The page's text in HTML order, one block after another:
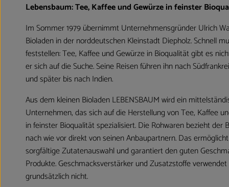
Lebensbaum: Tee, Kaffee und Gewürze in feinster
Im Sommer 1979 übernimmt Unternehmensgründer Ulrich
Bioladen in der norddeutschen Kleinstadt Diepholz. Schnell
feststellen: Tee, Kaffee und Gewürze in Bioqualität gibt es
er sich auf die Suche. Seine Reisen führen ihn nach
und später bis nach Indien.
Aus dem kleinen Bioladen LEBENSBAUM wird ein
Unternehmen, das sich auf die Herstellung von Tee, Kaffee
in feinster Bioqualität spezialisiert. Die Rohwaren bezieht der
nach wie vor direkt von seinen Anbaupartnern. Das
sorgfältige Zutatenauswahl und garantiert den guten
Produkte. Geschmacksverstärker und Zusatzstoffe
grundsätzlich nicht.